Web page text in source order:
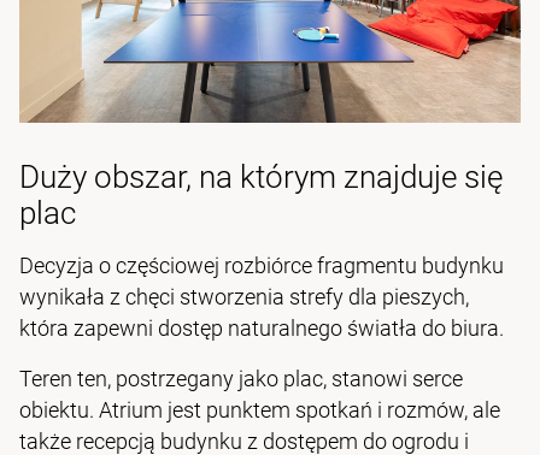
Duży obszar, na którym znajduje się
plac
Decyzja o częściowej rozbiórce fragmentu budynku
wynikała z chęci stworzenia strefy dla pieszych,
która zapewni dostęp naturalnego światła do biura.
Teren ten, postrzegany jako plac, stanowi serce
obiektu. Atrium jest punktem spotkań i rozmów, ale
także recepcją budynku z dostępem do ogrodu i